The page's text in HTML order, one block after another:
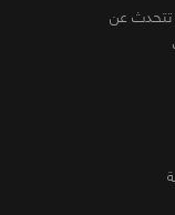
تتحدث عن